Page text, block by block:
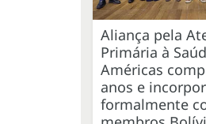
Aliança pela
Primária à
Américas
anos e
formalmente